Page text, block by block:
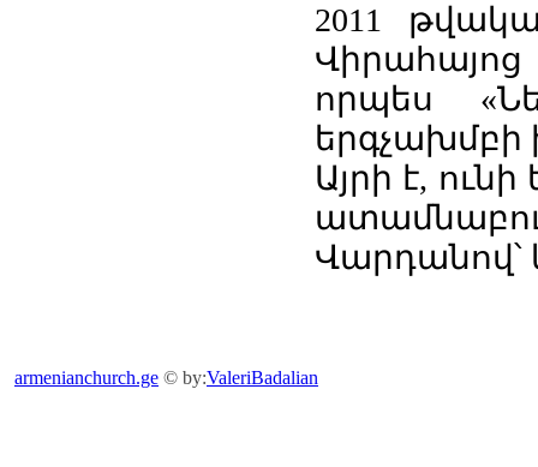
2011
որպես
Այրի է,
Վարդանով՝
armenianchurch.ge © by:ValeriBadalian